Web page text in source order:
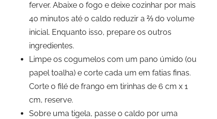
ferver. Abaixe o fogo e deixe cozinhar por mais
40 minutos até o caldo reduzir a ⅔ do volume
inicial. Enquanto isso, prepare os outros
ingredientes.
Limpe os cogumelos com um pano úmido (ou
papel toalha) e corte cada um em fatias finas.
Corte o filé de frango em tirinhas de 6 cm x 1
cm, reserve.
Sobre uma tigela, passe o caldo por uma